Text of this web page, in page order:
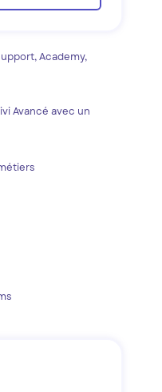
Academy,
Avancé avec un